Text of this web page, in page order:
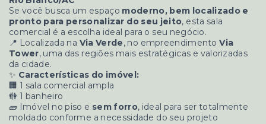
Se você busca um espaço moderno, bem localizado e
pronto para personalizar do seu jeito, esta sala
comercial é a escolha ideal para o seu negócio.
📍 Localizada na Via Verde, no empreendimentoVia
Tower, uma das regiões mais estratégicas e valorizadas
da cidade.
✨ Características do imóvel:
🏢 1 sala comercial ampla
🚻 1 banheiro
🧱 Imóvel no piso e sem forro, ideal para ser totalmente
moldado conforme a necessidade do seu projeto